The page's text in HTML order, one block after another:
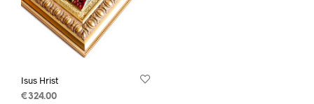
Isus Hrist
€324.00